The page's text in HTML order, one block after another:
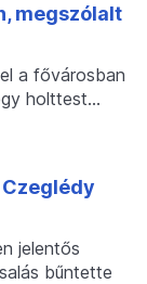
megszólalt
a fővárosban
holttest…
jelentős
bűntette